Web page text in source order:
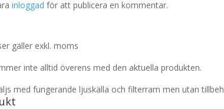
inloggad för att publicera en kommentar.
gäller exkl. moms
inte alltid överens med den aktuella produkten.
med fungerande ljuskälla och filterram men utan